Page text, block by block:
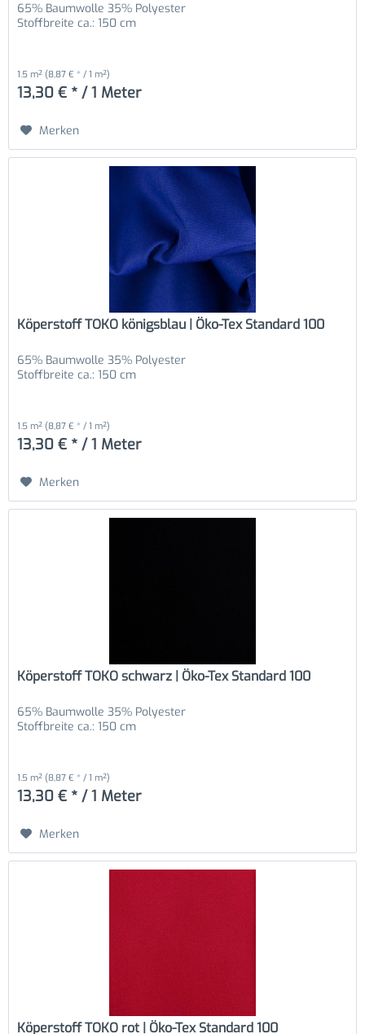
65% Baumwolle 35% Polyester
Stoffbreite ca.: 150 cm
1.5 m² (8,87 € * / 1 m²)
13,30 € * / 1 Meter
Merken
Köperstoff TOKO königsblau | Öko-Tex Standard 100
65% Baumwolle 35% Polyester
Stoffbreite ca.: 150 cm
1.5 m² (8,87 € * / 1 m²)
13,30 € * / 1 Meter
Merken
Köperstoff TOKO schwarz | Öko-Tex Standard 100
65% Baumwolle 35% Polyester
Stoffbreite ca.: 150 cm
1.5 m² (8,87 € * / 1 m²)
13,30 € * / 1 Meter
Merken
Köperstoff TOKO rot | Öko-Tex Standard 100